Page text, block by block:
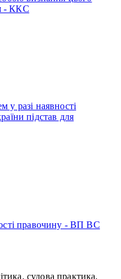
- ККС
у разі наявності
підстав для
правочину - ВП ВС
судова практика,